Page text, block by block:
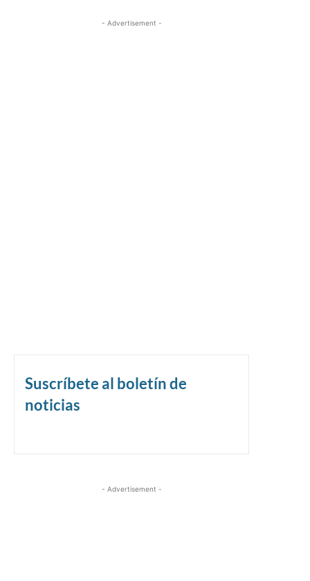
- Advertisement -
Suscríbete al boletín de
noticias
- Advertisement -